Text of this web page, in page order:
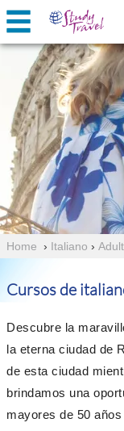
Home › Italiano ›
Cursos de
Descubre la
la eterna ciudad de
de esta ciudad
brindamos una
mayores de 50